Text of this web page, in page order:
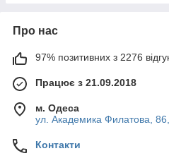
Про нас
97% позитивних з 2276
Працює з 21.09.2018
м. Одеса
ул. Академика Филатова,
Контакти